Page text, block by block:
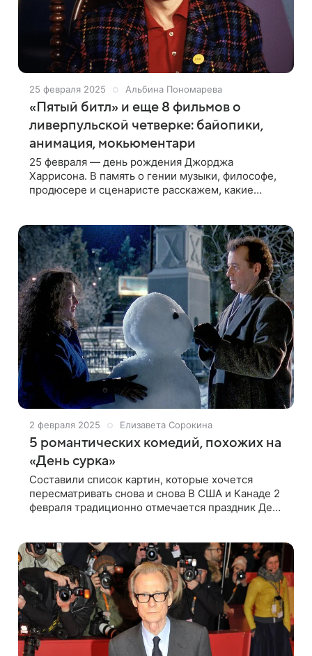
25 февраля 2025 Альбина Пономарева
«Пятый битл» и еще 8 фильмов о
ливерпульской четверке: байопики,
анимация, мокьюментари
25 февраля — день рождения Джорджа
Харрисона. В память о гении музыки, философе,
продюсере и сценаристе расскажем, какие
получившему известность
2 февраля 2025 Елизавета Сорокина
5 романтических комедий, похожих на
«День сурка»
Составили список картин, которые хочется
пересматривать снова и снова В США и Канаде 2
февраля традиционно отмечается праздник День